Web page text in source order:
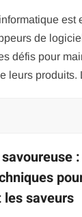
est
de
défis pour
leurs produits.
saveurs